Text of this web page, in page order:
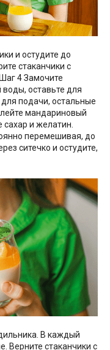
и остудите до
стаканчики с
4 Замочите
оставьте для
подачи, остальные
мандариновый
и желатин.
перемешивая, до
ситечко и остудите,
В каждый
Верните стаканчики с